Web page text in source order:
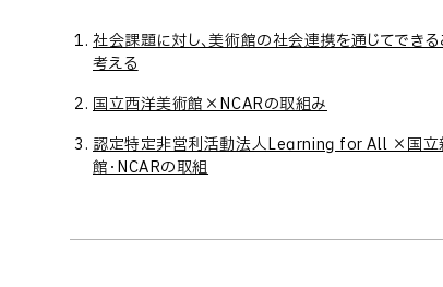
社会課題に対し、美術館の社会連携を通じてできる
考える
国立西洋美術館×NCARの取組み
認定特定非営利活動法人Learning for All ×国立
館・NCARの取組